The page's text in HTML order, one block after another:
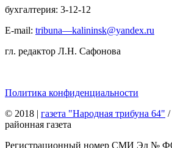
бухгалтерия: 3-12-12
E-mail: tribuna—kalininsk@yandex.ru
гл. редактор Л.Н. Сафонова
Политика конфиденциальности
© 2018 | газета "Народная трибуна 64" /
районная газета
Регистрационный номер СМИ Эл №